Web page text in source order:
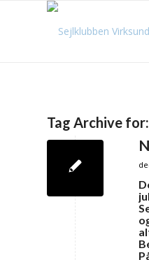
Tag Archive for: